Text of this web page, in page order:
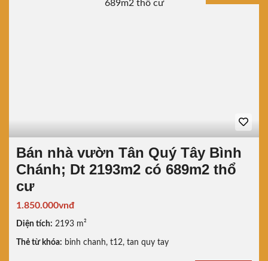
Bán nhà vườn Tân Quý Tây Bình
Chánh; Dt 2193m2 có 689m2 thổ
cư
1.850.000vnđ
Diện tích: 2193 m²
Thẻ từ khóa: binh chanh, t12, tan quy tay